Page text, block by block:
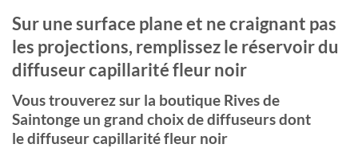
Sur une surface plane et ne craignant pas
les projections, remplissez le réservoir du
diffuseur capillarité fleur noir
Vous trouverez sur la boutique Rives de
Saintonge un grand choix de diffuseurs dont
le diffuseur capillarité fleur noir